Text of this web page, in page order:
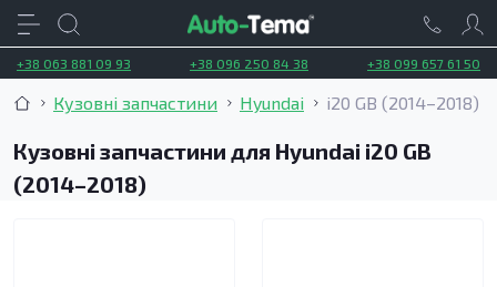
+38 063 881 09 93 +38 096 250 84 38 +38 099 657 61 50
Кузовні запчастини Hyundai i20 GB (2014–2018)
Кузовні запчастини для Hyundai i20 GB
(2014–2018)